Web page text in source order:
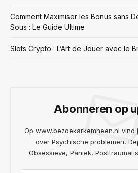
Comment Maximiser les Bonus sans
Sous : Le Guide Ultime
Slots Crypto : L’Art de Jouer avec le
Abonneren op
Op www.bezoekarkemheen.nl
over Psychische problemen,
Obsessieve, Paniek,